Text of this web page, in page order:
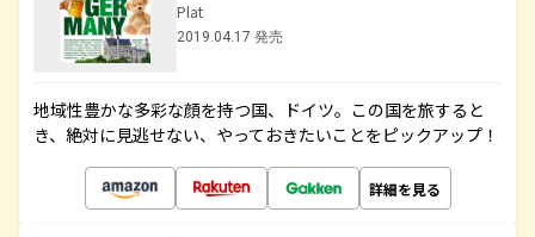
Plat
2019.04.17 発売
地域性豊かな多彩な顔を持つ国、ドイツ。この国を旅すると
き、絶対に見逃せない、やっておきたいことをピックアップ！
詳細を見る